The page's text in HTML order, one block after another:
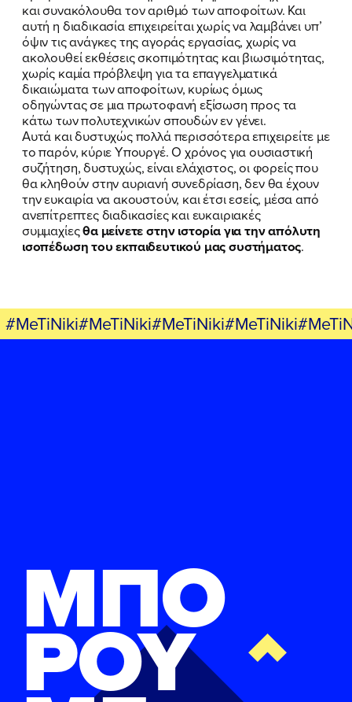
και συνακόλουθα τον αριθμό των αποφοίτων. Και
αυτή η διαδικασία επιχειρείται χωρίς να λαμβάνει υπ’
όψιν τις ανάγκες της αγοράς εργασίας, χωρίς να
ακολουθεί εκθέσεις σκοπιμότητας και βιωσιμότητας,
χωρίς καμία πρόβλεψη για τα επαγγελματικά
δικαιώματα των αποφοίτων, κυρίως όμως
οδηγώντας σε μια πρωτοφανή εξίσωση προς τα
κάτω των πολυτεχνικών σπουδών εν γένει.
Αυτά και δυστυχώς πολλά περισσότερα επιχειρείτε με
το παρόν, κύριε Υπουργέ. Ο χρόνος για ουσιαστική
συζήτηση, δυστυχώς, είναι ελάχιστος, οι φορείς που
θα κληθούν στην αυριανή συνεδρίαση, δεν θα έχουν
την ευκαιρία να ακουστούν, και έτσι εσείς, μέσα από
ανεπίτρεπτες διαδικασίες και ευκαιριακές
συμμαχίεςθα μείνετε στην ιστορία για την απόλυτη
ισοπέδωση του εκπαιδευτικού μας συστήματος.
ΜΠΟ
ΡΟΥ